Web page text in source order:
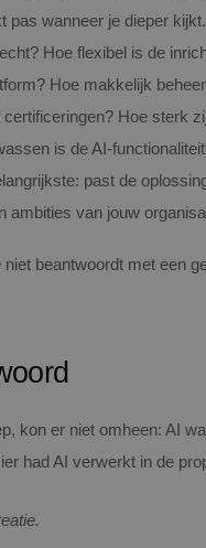
pas wanneer je dieper
Hoe flexibel is de
Hoe makkelijk
Hoe sterk
is de AI-
past de
ambities van jouw
beantwoordt met een
kon er niet omheen: AI
had AI verwerkt in de